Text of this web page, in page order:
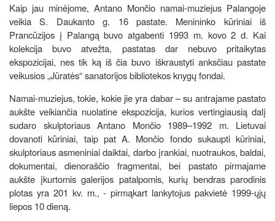
Kaip jau minėjome, Antano Mončio namai-muziejus Palangoje
veikia S. Daukanto g. 16 pastate. Menininko kūriniai iš
Prancūzijos į Palangą buvo atgabenti 1993 m. kovo 2 d. Kai
kolekcija buvo atvežta, pastatas dar nebuvo pritaikytas
ekspozicijai, nes tik ką iš čia buvo iškraustyti anksčiau pastate
veikusios „Jūratės“ sanatorijos bibliotekos knygų fondai.
Namai-muziejus, tokie, kokie jie yra dabar – su antrajame pastato
aukšte veikiančia nuolatine ekspozicija, kurios vertingiausią dalį
sudaro skulptoriaus Antano Mončio 1989–1992 m. Lietuvai
dovanoti kūriniai, taip pat A. Mončio fondo sukaupti kūriniai,
skulptoriaus asmeniniai daiktai, darbo įrankiai, nuotraukos, baldai,
dokumentai, dienoraščio fragmentai, bei pastato pirmajame
aukšte įkurtomis galerijos patalpomis, kurių bendras parodinis
plotas yra 201 kv. m., - pirmąkart lankytojus pakvietė 1999-ųjų
liepos 10 dieną.